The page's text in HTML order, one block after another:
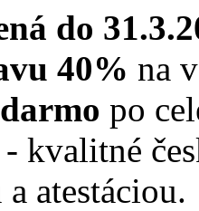
do
40% na
po
kvalitné
atestáciou.